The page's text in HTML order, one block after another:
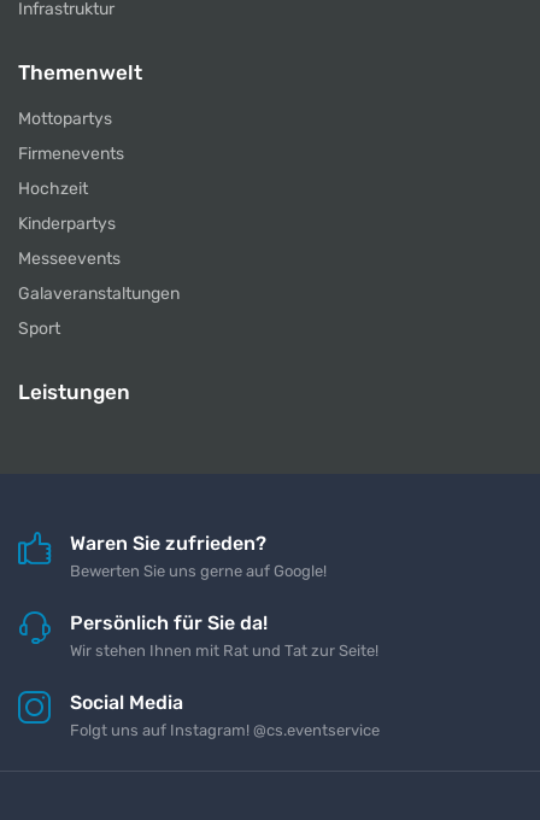
Infrastruktur
Themenwelt
Mottopartys
Firmenevents
Hochzeit
Kinderpartys
Messeevents
Galaveranstaltungen
Sport
Leistungen
Waren Sie zufrieden?
Bewerten Sie uns gerne auf Google!
Persönlich für Sie da!
Wir stehen Ihnen mit Rat und Tat zur Seite!
Social Media
Folgt uns auf Instagram! @cs.eventservice